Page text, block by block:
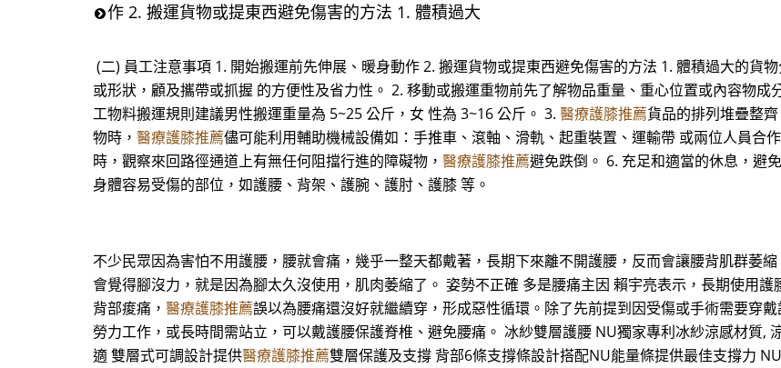
作 2. 搬運貨物或提東西避免傷害的方法 1. 體積過大
(二) 員工注意事項 1. 開始搬運前先伸展、暖身動作 2. 搬運貨物或提東西避免傷害的方法 1. 體積過大的貨
或形狀，顧及攜帶或抓握 的方便性及省力性。 2. 移動或搬運重物前先了解物品重量、重心位置或內容物
工物料搬運規則建議男性搬運重量為 5~25 公斤，女 性為 3~16 公斤。 3. 醫療護膝推薦貨品的排列堆疊整
物時， 醫療護膝推薦儘可能利用輔助機械設備如：手推車、滾軸、滑軌、起重裝置、運輸帶 或兩位人員合
時，觀察來回路徑通道上有無任何阻擋行進的障礙物， 醫療護膝推薦避免跌倒。 6. 充足和適當的休息，避
身體容易受傷的部位，如護腰、背架、護腕、護肘、護膝 等。
不少民眾因為害怕不用護腰，腰就會痛，幾乎一整天都戴著，長期下來離不開護腰，反而會讓腰背肌群萎
會覺得腳沒力，就是因為腳太久沒使用，肌肉萎縮了。 姿勢不正確 多是腰痛主因 賴宇亮表示，長期使用
背部痠痛， 醫療護膝推薦誤以為腰痛還沒好就繼續穿，形成惡性循環。除了先前提到因受傷或手術需要穿
勞力工作，或長時間需站立，可以戴護腰保護脊椎、避免腰痛。 冰紗雙層護腰 NU獨家專利冰紗涼感材質,
適 雙層式可調設計提供醫療護膝推薦雙層保護及支撐 背部6條支撐條設計搭配NU能量條提供最佳支撐力